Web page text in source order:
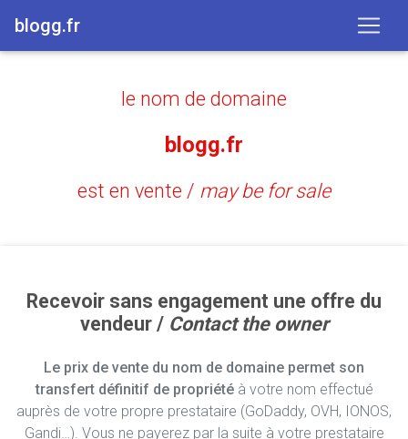
blogg.fr
le nom de domaine
blogg.fr
est en vente / may be for sale
Recevoir sans engagement une offre du
vendeur / Contact the owner
Le prix de vente du nom de domaine permet son
transfert définitif de propriétéà votre nom effectué
auprès de votre propre prestataire (GoDaddy, OVH, IONOS,
Gandi…). Vous ne payerez par la suite à votre prestataire